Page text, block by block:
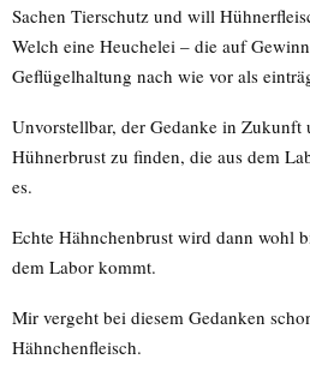
Sachen Tierschutz und will
Welch eine Heuchelei – die auf
Geflügelhaltung nach wie vor als
Unvorstellbar, der Gedanke in
Hühnerbrust zu finden, die aus dem
es.
Echte Hähnchenbrust wird dann wohl
dem Labor kommt.
Mir vergeht bei diesem Gedanken
Hähnchenfleisch.